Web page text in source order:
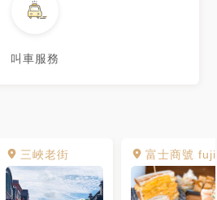
叫車服務
三峽老街 富士商號 fuji